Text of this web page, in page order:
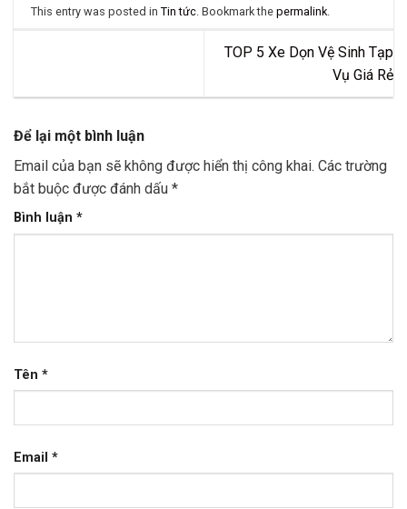
This entry was posted inTin tức. Bookmark thepermalink.
TOP 5 Xe Dọn Vệ Sinh Tạp
Vụ Giá Rẻ
Để lại một bình luận
Email của bạn sẽ không được hiển thị công khai. Các trường
bắt buộc được đánh dấu *
Bình luận *
Tên *
Email *